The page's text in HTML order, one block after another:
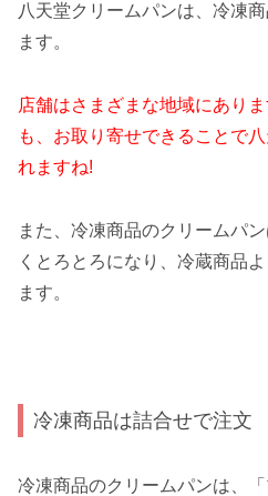
八天堂クリームパンは、冷凍
ます。
店舗はさまざまな地域にあり
も、お取り寄せできることで
れますね!
また、冷凍商品のクリームパ
くとろとろになり、冷蔵商品
ます。
冷凍商品は詰合せで注文
冷凍商品のクリームパンは、